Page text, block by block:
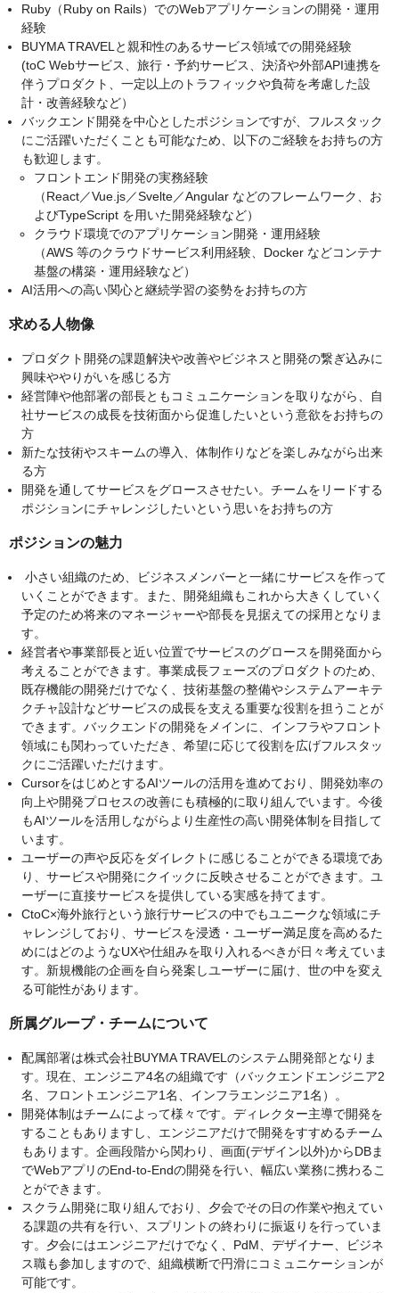
Ruby（Ruby on Rails）でのWebアプリケーションの開発・運用
経験
BUYMA TRAVELと親和性のあるサービス領域での開発経験
(toC Webサービス、旅行・予約サービス、決済や外部API連携を
伴うプロダクト、一定以上のトラフィックや負荷を考慮した設
計・改善経験など）
バックエンド開発を中心としたポジションですが、フルスタック
にご活躍いただくことも可能なため、以下のご経験をお持ちの方
も歓迎します。
フロントエンド開発の実務経験
（React／Vue.js／Svelte／Angular などのフレームワーク、お
よびTypeScript を用いた開発経験など）
クラウド環境でのアプリケーション開発・運用経験
（AWS 等のクラウドサービス利用経験、Docker などコンテナ
基盤の構築・運用経験など）
AI活用への高い関心と継続学習の姿勢をお持ちの方
求める人物像
プロダクト開発の課題解決や改善やビジネスと開発の繋ぎ込みに
興味ややりがいを感じる方
経営陣や他部署の部長ともコミュニケーションを取りながら、自
社サービスの成長を技術面から促進したいという意欲をお持ちの
方
新たな技術やスキームの導入、体制作りなどを楽しみながら出来
る方
開発を通してサービスをグロースさせたい。チームをリードする
ポジションにチャレンジしたいという思いをお持ちの方
ポジションの魅力
小さい組織のため、ビジネスメンバーと一緒にサービスを作って
いくことができます。また、開発組織もこれから大きくしていく
予定のため将来のマネージャーや部長を見据えての採用となりま
す。
経営者や事業部長と近い位置でサービスのグロースを開発面から
考えることができます。事業成長フェーズのプロダクトのため、
既存機能の開発だけでなく、技術基盤の整備やシステムアーキテ
クチャ設計などサービスの成長を支える重要な役割を担うことが
できます。バックエンドの開発をメインに、インフラやフロント
領域にも関わっていただき、希望に応じて役割を広げフルスタッ
クにご活躍いただけます。
CursorをはじめとするAIツールの活用を進めており、開発効率の
向上や開発プロセスの改善にも積極的に取り組んでいます。今後
もAIツールを活用しながらより生産性の高い開発体制を目指して
います。
ユーザーの声や反応をダイレクトに感じることができる環境であ
り、サービスや開発にクイックに反映させることができます。ユ
ーザーに直接サービスを提供している実感を持てます。
CtoC×海外旅行という旅行サービスの中でもユニークな領域にチ
ャレンジしており、サービスを浸透・ユーザー満足度を高めるた
めにはどのようなUXや仕組みを取り入れるべきが日々考えていま
す。新規機能の企画を自ら発案しユーザーに届け、世の中を変え
る可能性があります。
所属グループ・チームについて
配属部署は株式会社BUYMA TRAVELのシステム開発部となりま
す。現在、エンジニア4名の組織です（バックエンドエンジニア2
名、フロントエンジニア1名、インフラエンジニア1名）。
開発体制はチームによって様々です。ディレクター主導で開発を
することもありますし、エンジニアだけで開発をすすめるチーム
もあります。企画段階から関わり、画面(デザイン以外)からDBま
でWebアプリのEnd-to-Endの開発を行い、幅広い業務に携わるこ
とができます。
スクラム開発に取り組んでおり、夕会でその日の作業や抱えてい
る課題の共有を行い、スプリントの終わりに振返りを行っていま
す。夕会にはエンジニアだけでなく、PdM、デザイナー、ビジネ
ス職も参加しますので、組織横断で円滑にコミュニケーションが
可能です。